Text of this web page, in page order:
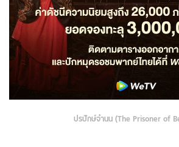
ปรปักษ์จำนน (The Prisoner of